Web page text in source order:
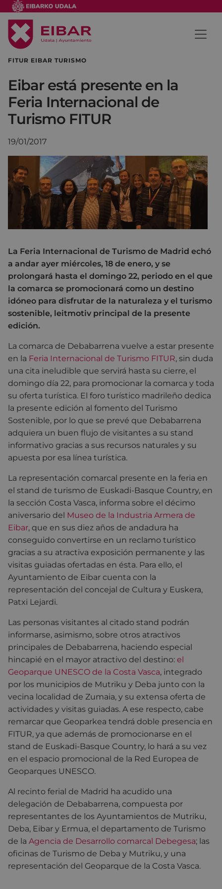
FITUR EIBAR TURISMO
Eibar está presente en la
Feria Internacional de
Turismo FITUR
19/01/2017
La Feria Internacional de Turismo de Madrid echó
a andar ayer miércoles, 18 de enero, y se
prolongará hasta el domingo 22, periodo en el que
la comarca se promocionará como un destino
idóneo para disfrutar de la naturaleza y el turismo
sostenible, leitmotiv principal de la presente
edición.
La comarca de Debabarrena vuelve a estar presente
en la Feria Internacional de Turismo FITUR, sin duda
una cita ineludible que servirá hasta su cierre, el
domingo día 22, para promocionar la comarca y toda
su oferta turística. El foro turístico madrileño dedica
la presente edición al fomento del Turismo
Sostenible, por lo que se prevé que Debabarrena
adquiera un buen flujo de visitantes a su stand
informativo gracias a sus recursos naturales y su
apuesta por esa línea turística.
La representación comarcal presente en la feria en
el stand de turismo de Euskadi-Basque Country, en
la sección Costa Vasca, informa sobre el décimo
aniversario del Museo de la Industria Armera de
Eibar, que en sus diez años de andadura ha
conseguido convertirse en un reclamo turístico
gracias a su atractiva exposición permanente y las
visitas guiadas ofertadas en ésta. Para ello, el
Ayuntamiento de Eibar cuenta con la
representación del concejal de Cultura y Euskera,
Patxi Lejardi.
Las personas visitantes al citado stand podrán
informarse, asimismo, sobre otros atractivos
principales de Debabarrena, haciendo especial
hincapié en el mayor atractivo del destino: el
Geoparque UNESCO de la Costa Vasca, integrado
por los municipios de Mutriku y Deba junto con la
vecina localidad de Zumaia, y su extensa oferta de
actividades y visitas guiadas. A ese respecto, cabe
remarcar que Geoparkea tendrá doble presencia en
FITUR, ya que además de promocionarse en el
stand de Euskadi-Basque Country, lo hará a su vez
en el espacio promocional de la Red Europea de
Geoparques UNESCO.
Al recinto ferial de Madrid ha acudido una
delegación de Debabarrena, compuesta por
representantes de los Ayuntamientos de Mutriku,
Deba, Eibar y Ermua, el departamento de Turismo
de la Agencia de Desarrollo comarcal Debegesa; las
oficinas de Turismo de Deba y Mutriku, y una
representación del Geoparque de la Costa Vasca.